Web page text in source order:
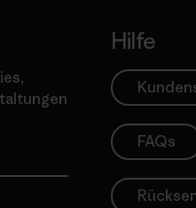
Hilfe
FAQs